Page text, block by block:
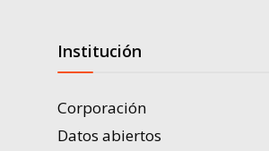
Institución
Corporación
Datos abiertos